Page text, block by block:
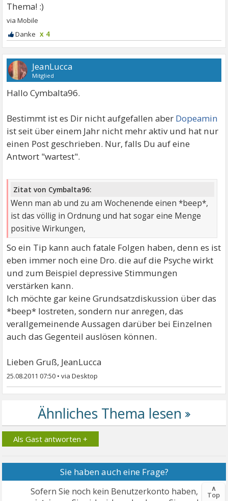
x 4
JeanLucca
Mitglied
Hallo Cymbalta96.
Bestimmt ist es Dir nicht aufgefallen aber Dopeamin
ist seit über einem Jahr nicht mehr aktiv und hat nur
einen Post geschrieben. Nur, falls Du auf eine
Antwort "wartest".
Zitat von Cymbalta96:
Wenn man ab und zu am Wochenende einen *beep*,
ist das völlig in Ordnung und hat sogar eine Menge
positive Wirkungen,
So ein Tip kann auch fatale Folgen haben, denn es ist
eben immer noch eine Dro. die auf die Psyche wirkt
und zum Beispiel depressive Stimmungen
verstärken kann.
Ich möchte gar keine Grundsatzdiskussion über das
*beep* lostreten, sondern nur anregen, das
verallgemeinende Aussagen darüber bei Einzelnen
auch das Gegenteil auslösen können.
Lieben Gruß, JeanLucca
25.08.2011 07:50 •
Als Gast antworten +
Sie haben auch eine Frage?
Sofern Sie noch kein Benutzerkonto haben,
∧
Top